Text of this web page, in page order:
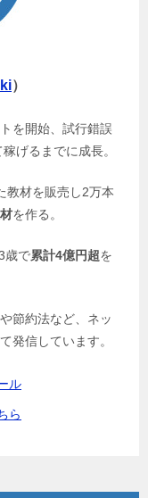
）
を開始、試行錯誤
げるまでに成長。
教材を販売し2万本
を作る。
歳で累計4億円超を
節約法など、ネッ
発信しています。
ル
ら